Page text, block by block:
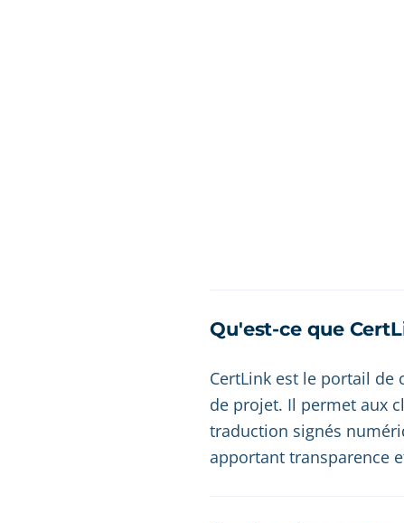
Qu'est-ce que
CertLink est le portail de
de projet. Il permet aux
traduction signés
apportant transparence